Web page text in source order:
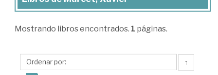
Marcet,
Mostrando libros encontrados. 1 páginas.
↑